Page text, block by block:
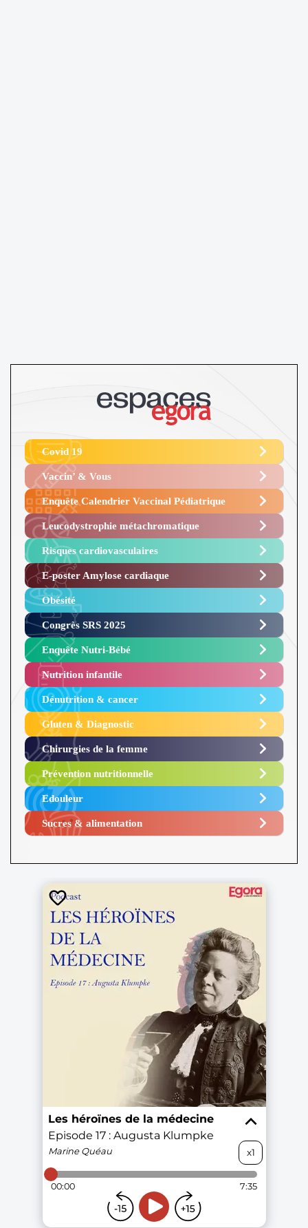
Covid 19
Vaccin’ & Vous
Enquête Calendrier Vaccinal Pédiatrique
Leucodystrophie métachromatique
Risques cardiovasculaires
E-poster Amylose cardiaque ​
Obésité ​
Congrès SRS 2025 ​
Enquête Nutri-Bébé ​
Nutrition infantile
Dénutrition & cancer
Gluten & Diagnostic
Chirurgies de la femme
Prévention nutritionnelle
Edouleur​
Sucres & alimentation​